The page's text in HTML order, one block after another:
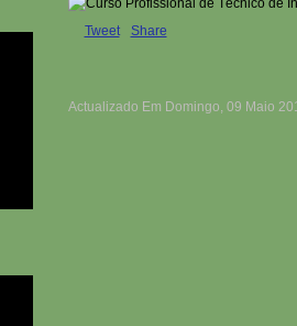
Tweet Share
Actualizado Em Domingo, 09 Maio